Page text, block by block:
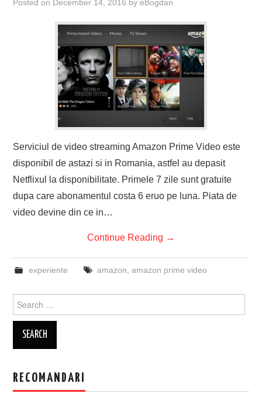
Posted on December 14, 2016 byeBogdan
Serviciul de video streaming Amazon Prime Video este
disponibil de astazi si in Romania, astfel au depasit
Netflixul la disponibilitate. Primele 7 zile sunt gratuite
dupa care abonamentul costa 6 eruo pe luna. Piata de
video devine din ce in…
Continue Reading →
experiente amazon amazon prime video
for:
RECOMANDARI